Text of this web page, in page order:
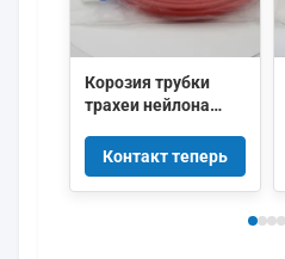
Корозия трубки
трахеи нейлона
водоустойчивая
анти- малошумная
Контакт теперь